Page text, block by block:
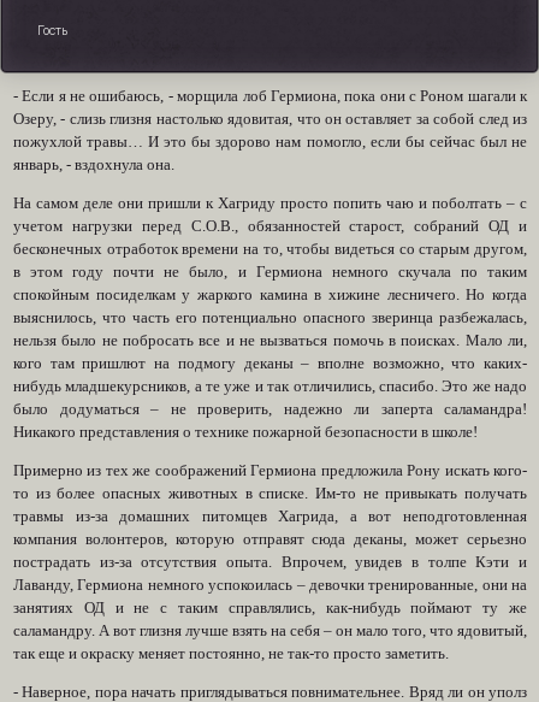
Гость
- Если я не ошибаюсь, - морщила лоб Гермиона, пока они с Роном шагали к
Озеру, - слизь глизня настолько ядовитая, что он оставляет за собой след из
пожухлой травы… И это бы здорово нам помогло, если бы сейчас был не
январь, - вздохнула она.
На самом деле они пришли к Хагриду просто попить чаю и поболтать – с
учетом нагрузки перед С.О.В., обязанностей старост, собраний ОД и
бесконечных отработок времени на то, чтобы видеться со старым другом,
в этом году почти не было, и Гермиона немного скучала по таким
спокойным посиделкам у жаркого камина в хижине лесничего. Но когда
выяснилось, что часть его потенциально опасного зверинца разбежалась,
нельзя было не побросать все и не вызваться помочь в поисках. Мало ли,
кого там пришлют на подмогу деканы – вполне возможно, что каких-
нибудь младшекурсников, а те уже и так отличились, спасибо. Это же надо
было додуматься – не проверить, надежно ли заперта саламандра!
Никакого представления о технике пожарной безопасности в школе!
Примерно из тех же соображений Гермиона предложила Рону искать кого-
то из более опасных животных в списке. Им-то не привыкать получать
травмы из-за домашних питомцев Хагрида, а вот неподготовленная
компания волонтеров, которую отправят сюда деканы, может серьезно
пострадать из-за отсутствия опыта. Впрочем, увидев в толпе Кэти и
Лаванду, Гермиона немного успокоилась – девочки тренированные, они на
занятиях ОД и не с таким справлялись, как-нибудь поймают ту же
саламандру. А вот глизня лучше взять на себя – он мало того, что ядовитый,
так еще и окраску меняет постоянно, не так-то просто заметить.
- Наверное, пора начать приглядываться повнимательнее. Вряд ли он уполз